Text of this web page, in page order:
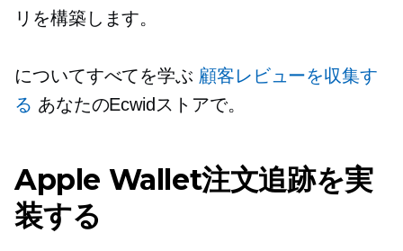
リを構築します。
についてすべてを学ぶ 顧客レビューを収集す
る あなたのEcwidストアで。
Apple Wallet注文追跡を実
装する